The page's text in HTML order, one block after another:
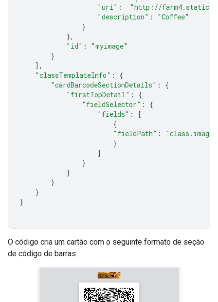
"uri" :
"http://
"description" :
"Coffee"
}
},
"id" :
"myimage"
}
],
"classTemplateInfo" :
{
"cardBarcodeSectionDetails" :
{
"firstTopDetail" :
{
"fieldSelector" :
{
"fields" :
[
{
"fieldPath" :
}
]
}
}
}
}
}
O código cria um cartão com o seguinte formato de seção
de código de barras: